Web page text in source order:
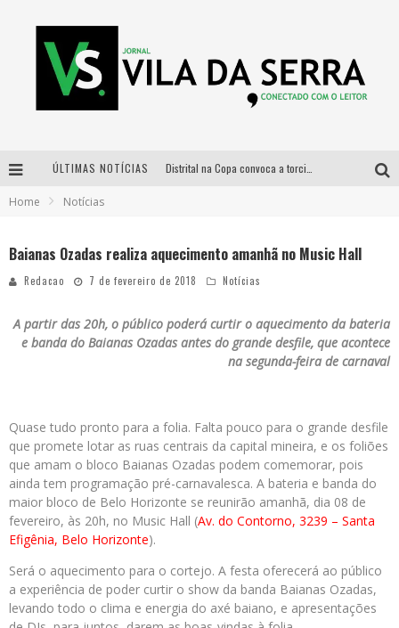
ÚLTIMAS NOTÍCIAS
Home Notícias
Baianas Ozadas realiza aquecimento amanhã no Music Hall
Redacao 7 de fevereiro de 2018 Notícias
A partir das 20h, o público poderá curtir o aquecimento da bateria
e banda do Baianas Ozadas antes do grande desfile, que acontece
na segunda-feira de carnaval
Quase tudo pronto para a folia. Falta pouco para o grande desfile
que promete lotar as ruas centrais da capital mineira, e os foliões
que amam o bloco Baianas Ozadas podem comemorar, pois
ainda tem programação pré-carnavalesca. A bateria e banda do
maior bloco de Belo Horizonte se reunirão amanhã, dia 08 de
fevereiro, às 20h, no Music Hall (Av. do Contorno, 3239 – Santa
Efigênia, Belo Horizonte).
Será o aquecimento para o cortejo. A festa oferecerá ao público
a experiência de poder curtir o show da banda Baianas Ozadas,
levando todo o clima e energia do axé baiano, e apresentações